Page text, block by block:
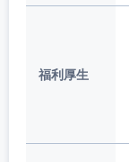
福利厚生